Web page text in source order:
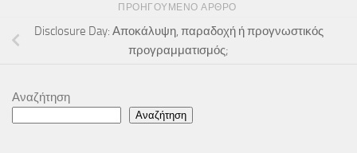
ΠΡΟΗΓΟΎΜΕΝΟ ΆΡΘΡΟ
Disclosure Day: Αποκάλυψη, παραδοχή ή προγνωστικός
προγραμματισμός;
Αναζήτηση
Αναζήτηση